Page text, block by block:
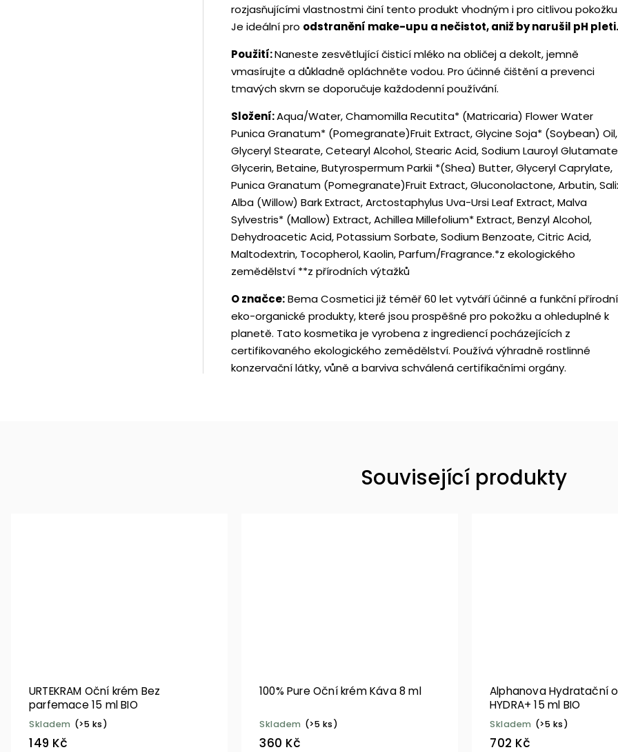
rozjasňujícími vlastnostmi činí tento produkt vhodným i pro citlivou
Je ideální pro odstranění make-upu a nečistot, aniž by narušil pH pleti.
Použití:Naneste zesvětlující čisticí mléko na obličej a dekolt, jemně
vmasírujte a důkladně opláchněte vodou. Pro účinné čištění a prevenci
tmavých skvrn se doporučuje každodenní používání.
Složení:Aqua/Water, Chamomilla Recutita* (Matricaria) Flower Water
Punica Granatum* (Pomegranate)Fruit Extract, Glycine Soja* (Soybean) Oil,
Glyceryl Stearate, Cetearyl Alcohol, Stearic Acid, Sodium Lauroyl
Glycerin, Betaine, Butyrospermum Parkii *(Shea) Butter, Glyceryl Caprylate,
Punica Granatum (Pomegranate)Fruit Extract, Gluconolactone, Arbutin,
Alba (Willow) Bark Extract, Arctostaphylus Uva-Ursi Leaf Extract, Malva
Sylvestris* (Mallow) Extract, Achillea Millefolium* Extract, Benzyl Alcohol,
Dehydroacetic Acid, Potassium Sorbate, Sodium Benzoate, Citric Acid,
Maltodextrin, Tocopherol, Kaolin, Parfum/Fragrance.*z ekologického
zemědělství **z přírodních výtažků
O značce:Bema Cosmetici již téměř 60 let vytváří účinné a funkční
eko-organické produkty, které jsou prospěšné pro pokožku a ohleduplné k
planetě. Tato kosmetika je vyrobena z ingrediencí pocházejících z
certifikovaného ekologického zemědělství. Používá výhradně rostlinné
konzervační látky, vůně a barviva schválená certifikačními orgány.
Související produkty
URTEKRAM Oční krém Bez
parfemace 15 ml BIO
Skladem (>5 ks)
149 Kč
100% Pure Oční krém Káva 8 ml
Skladem (>5 ks)
360 Kč
Alphanova Hydratační
HYDRA+ 15 ml BIO
Skladem (>5 ks)
702 Kč